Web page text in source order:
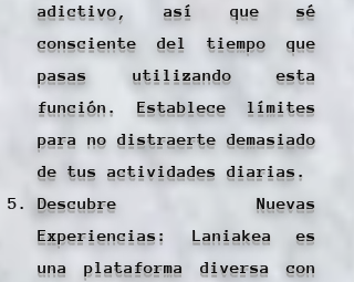
adictivo, así que sé
consciente del tiempo que
pasas utilizando esta
función. Establece límites
para no distraerte demasiado
de tus actividades diarias.
Descubre Nuevas
Experiencias: Laniakea es
una plataforma diversa con